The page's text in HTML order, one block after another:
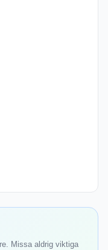
Missa aldrig viktiga